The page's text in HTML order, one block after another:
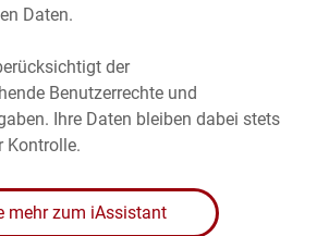
Daten.
der
Benutzerrechte und
Ihre Daten bleiben dabei stets
Kontrolle.
mehr zum iAssistant